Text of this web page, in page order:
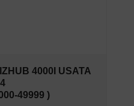
4000I USATA
49999 )